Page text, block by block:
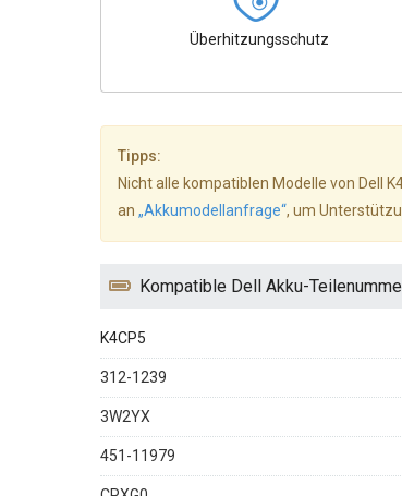
Überhitzungsschutz
Tipps:
Nicht alle kompatiblen Modelle von Dell
an „Akkumodellanfrage“, um
Kompatible Dell Akku-
K4CP5
312-1239
3W2YX
451-11979